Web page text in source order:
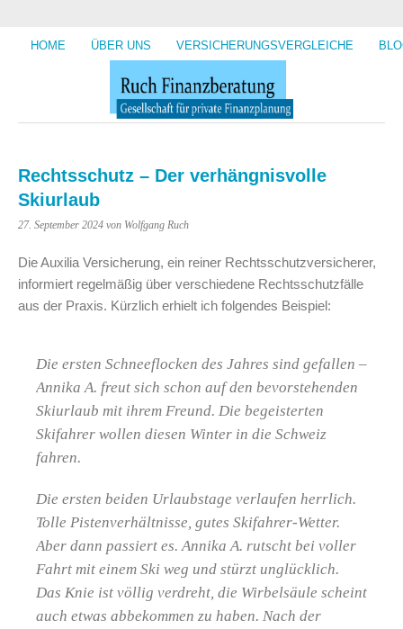
HOME ÜBER UNS VERSICHERUNGSVERGLEICHE
Rechtsschutz – Der verhängnisvolle
Skiurlaub
27. September 2024 von Wolfgang Ruch
Die Auxilia Versicherung, ein reiner Rechtsschutzversicherer,
informiert regelmäßig über verschiedene Rechtsschutzfälle
aus der Praxis. Kürzlich erhielt ich folgendes Beispiel:
Die ersten Schneeflocken des Jahres sind gefallen –
Annika A. freut sich schon auf den bevorstehenden
Skiurlaub mit ihrem Freund. Die begeisterten
Skifahrer wollen diesen Winter in die Schweiz
fahren.
Die ersten beiden Urlaubstage verlaufen herrlich.
Tolle Pistenverhältnisse, gutes Skifahrer-Wetter.
Aber dann passiert es. Annika A. rutscht bei voller
Fahrt mit einem Ski weg und stürzt unglücklich.
Das Knie ist völlig verdreht, die Wirbelsäule scheint
auch etwas abbekommen zu haben. Nach der